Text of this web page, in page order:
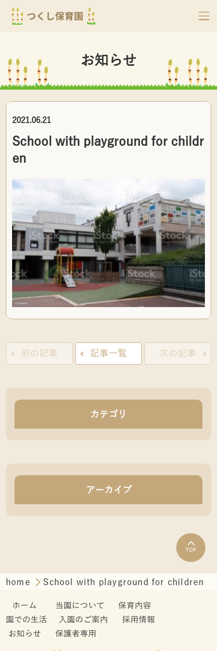
お知らせ
2021.06.21
School with playground for childr
en
前の記事 記事一覧 次の記事
カテゴリ
アーカイブ
TOP
home School with playground for children
ホーム 当園について
保育内容
園での生活
入園のご案内
採用情報
お知らせ
保護者専用